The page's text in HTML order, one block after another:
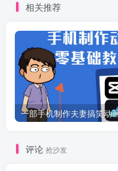
相关推荐
评论 抢沙发